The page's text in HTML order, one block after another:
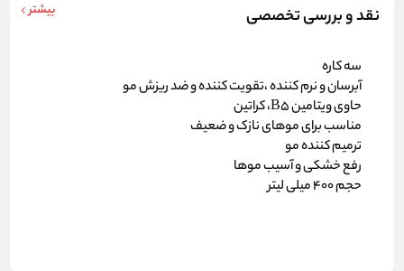
نقد و بررسی تخصصی بیشتر
سه کاره
آبرسان و نرم کننده ،تقویت کننده و ضد ریزش مو
حاوی ویتامین B5، کراتین
مناسب برای موهای نازک و ضعیف
ترمیم کننده مو
رفع خشکی و آسیب موها
حجم 400 میلی لیتر